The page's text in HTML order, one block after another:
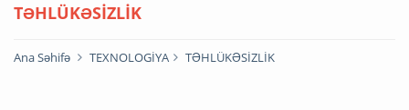
TƏHLÜKƏSİZLİK
Ana Səhifə TEXNOLOGİYA TƏHLÜKƏSİZLİK